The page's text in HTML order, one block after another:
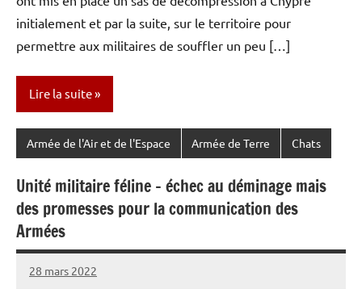
initialement et par la suite, sur le territoire pour
permettre aux militaires de souffler un peu […]
Lire la suite
Armée de l'Air et de l'Espace Armée de Terre Chats
Unité militaire féline – échec au déminage mais
des promesses pour la communication des
Armées
28 mars 2022
Caporal
Aucun